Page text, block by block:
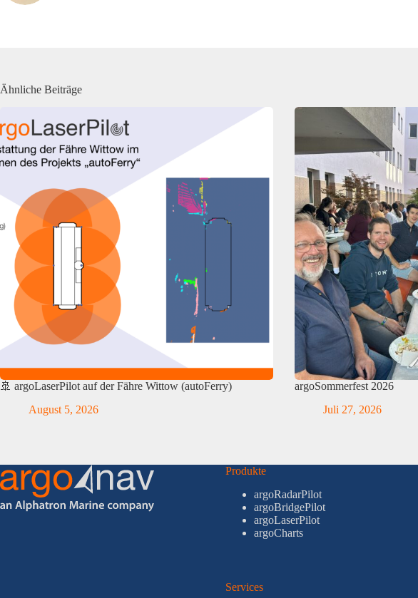
Ähnliche Beiträge
🚢 argoLaserPilot auf der Fähre Wittow (autoFerry)
August 5, 2026
argoSommerfest 2026
Juli 27, 2026
Produkte
argoRadarPilot
argoBridgePilot
argoLaserPilot
argoCharts
Services